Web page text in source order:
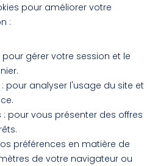
pour améliorer votre
:
gérer votre session et le
pour analyser l'usage du site et
pour vous présenter des offres
préférences en matière de
de votre navigateur ou